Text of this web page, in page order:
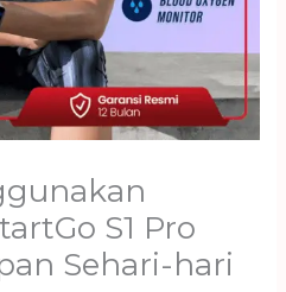
S1 Pro
Sehari-hari